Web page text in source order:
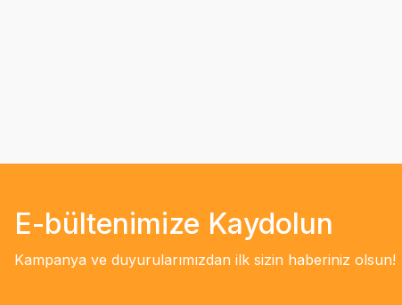
E-bültenimize Kaydolun
Kampanya ve duyurularımızdan ilk sizin haberiniz olsun!